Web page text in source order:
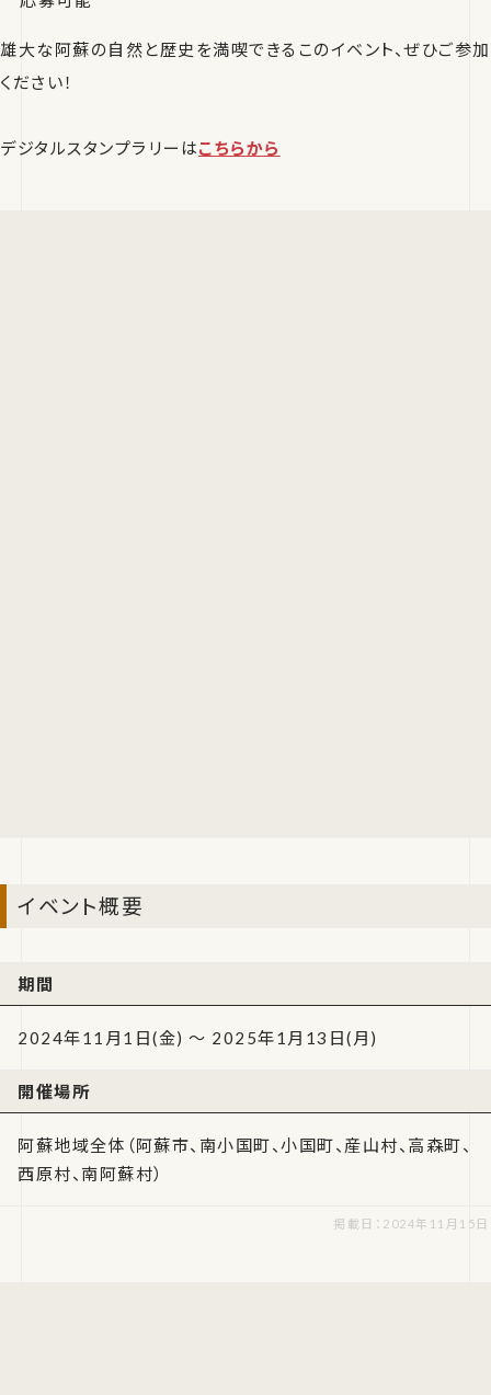
雄大な阿蘇の自然と歴史を満喫できるこのイベント、ぜひご参加
ください！
デジタルスタンプラリーはこちらから
イベント概要
期間
2024年11月1日(金) ～ 2025年1月13日(月)
開催場所
阿蘇地域全体（阿蘇市、南小国町、小国町、産山村、高森町、
西原村、南阿蘇村）
掲載日：2024年11月15日